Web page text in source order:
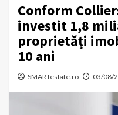
Conform
investit 1,8
proprietăți
10 ani
SMARTestate.ro 03/08/